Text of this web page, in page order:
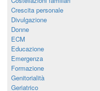
Crescita personale
Divulgazione
Donne
ECM
Educazione
Emergenza
Formazione
Genitorialità
Geriatrico